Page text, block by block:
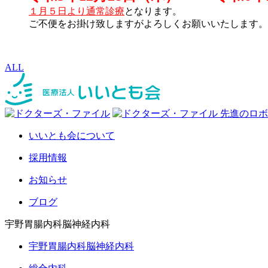
１月５日より 通常診療となります。
ご不便をお掛け致しますがよろしくお願いいたします。
ALL
いいとも会について
採用情報
お知らせ
ブログ
宇野胃腸内科脳神経内科
宇野胃腸内科脳神経内科